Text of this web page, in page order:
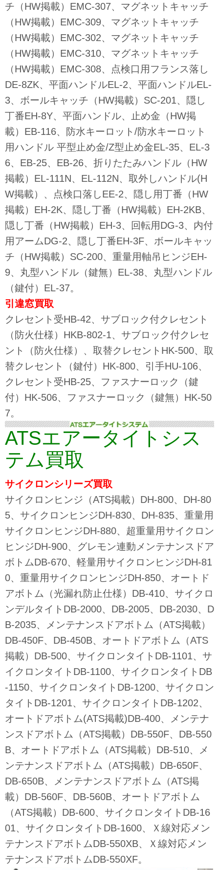
チ（HW掲載）EMC-307、マグネットキャッチ
（HW掲載）EMC-309、マグネットキャッチ
（HW掲載）EMC-302、マグネットキャッチ
（HW掲載）EMC-310、マグネットキャッチ
（HW掲載）EMC-308、点検口用フランス落し
DE-8ZK、平面ハンドルEL-2、平面ハンドルEL-
3、ボールキャッチ（HW掲載）SC-201、隠し
丁番EH-8Y、平面ハンドル、止め金（HW掲
載）EB-116、防水キーロット/防水キーロット
用ハンドル 平型止め金/Z型止め金EL-35、EL-3
6、EB-25、EB-26、折りたたみハンドル（HW
掲載）EL-111N、EL-112N、取外しハンドル(H
W掲載）、点検口落しEE-2、隠し用丁番（HW
掲載）EH-2K、隠し丁番（HW掲載）EH-2KB、
隠し丁番（HW掲載）EH-3、回転用DG-3、内付
用アームDG-2、隠し丁番EH-3F、ボールキャッ
チ（HW掲載）SC-200、重量用軸吊ヒンジEH-
9、丸型ハンドル（鍵無）EL-38、丸型ハンドル
（鍵付）EL-37。
引違窓買取
クレセント受HB-42、サブロック付クレセント
（防火仕様）HKB-802-1、サブロック付クレセ
ント（防火仕様）、取替クレセントHK-500、取
替クレセント（鍵付）HK-800、引手HU-106、
クレセント受HB-25、ファスナーロック（鍵
付）HK-506、ファスナーロック（鍵無）HK-50
7。
ATSエアータイトシス
テム買取
サイクロンシリーズ買取
サイクロンヒンジ（ATS掲載）DH-800、DH-80
5、サイクロンヒンジDH-830、DH-835、重量用
サイクロンヒンジDH-880、超重量用サイクロン
ヒンジDH-900、グレモン連動メンテナンスドア
ボトムDB-670、軽量用サイクロンヒンジDH-81
0、重量用サイクロンヒンジDH-850、オートド
アボトム（光漏れ防止仕様）DB-410、サイクロ
ンデルタイトDB-2000、DB-2005、DB-2030、D
B-2035、メンテナンスドアボトム（ATS掲載）
DB-450F、DB-450B、オートドアボトム（ATS
掲載）DB-500、サイクロンタイトDB-1101、サ
イクロンタイトDB-1100、サイクロンタイトDB
-1150、サイクロンタイトDB-1200、サイクロン
タイトDB-1201、サイクロンタイトDB-1202、
オートドアボトム(ATS掲載)DB-400、メンテナ
ンスドアボトム（ATS掲載）DB-550F、DB-550
B、オートドアボトム（ATS掲載）DB-510、メ
ンテナンスドアボトム（ATS掲載）DB-650F、
DB-650B、メンテナンスドアボトム（ATS掲
載）DB-560F、DB-560B、オートドアボトム
（ATS掲載）DB-600、サイクロンタイトDB-16
01、サイクロンタイトDB-1600、Ｘ線対応メン
テナンスドアボトムDB-550XB、Ｘ線対応メン
テナンスドアボトムDB-550XF。